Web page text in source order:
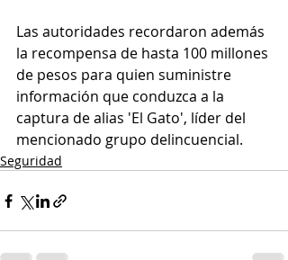
Las autoridades recordaron además
la recompensa de hasta 100 millones
de pesos para quien suministre
información que conduzca a la
captura de alias 'El Gato', líder del
mencionado grupo delincuencial.
Seguridad